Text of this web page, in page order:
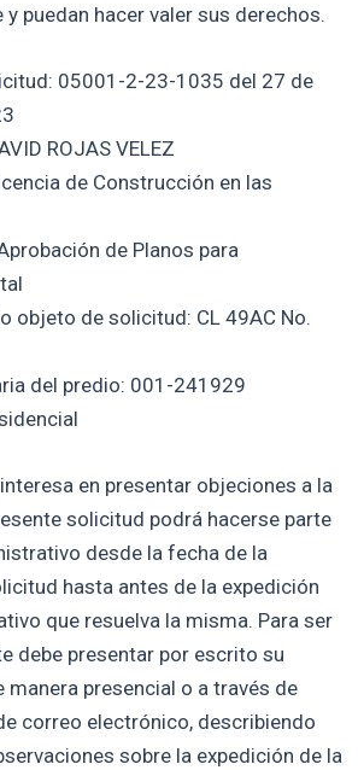
y puedan hacer valer sus derechos.
05001-2-23-1035 del 27 de
ROJAS VELEZ
de Construcción en las
de Planos para
objeto de solicitud: CL 49AC No.
del predio: 001-241929
en presentar objeciones a la
solicitud podrá hacerse parte
desde la fecha de la
hasta antes de la expedición
que resuelva la misma. Para ser
debe presentar por escrito su
manera presencial o a través de
correo electrónico, describiendo
sobre la expedición de la